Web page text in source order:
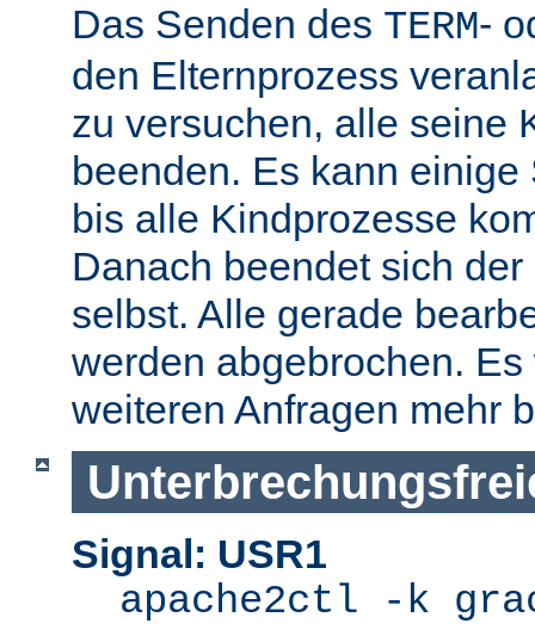
Das Senden des TERM-
den Elternprozess
zu versuchen, alle seine
beenden. Es kann
bis alle Kindprozesse
Danach beendet sich
selbst. Alle gerade
werden abgebrochen.
weiteren Anfragen mehr
Signal: USR1
apache2ctl -k